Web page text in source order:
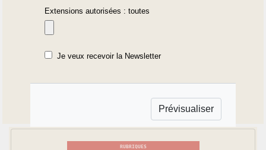
Extensions autorisées : toutes
Je veux recevoir la Newsletter
RUBRIQUES